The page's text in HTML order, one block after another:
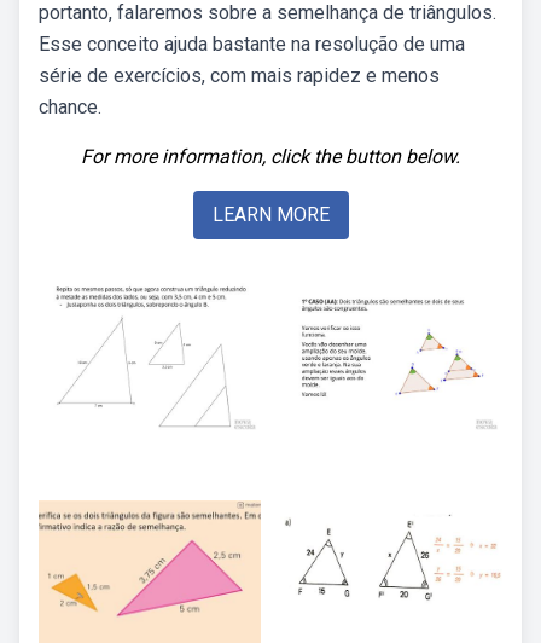
portanto, falaremos sobre a semelhança de triângulos.
Esse conceito ajuda bastante na resolução de uma
série de exercícios, com mais rapidez e menos
chance.
For more information, click the button below.
LEARN MORE